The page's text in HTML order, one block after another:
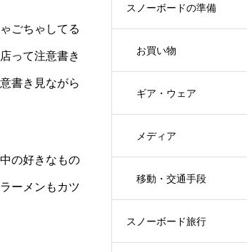
ごちゃしてる
って注意書き
書き見ながら
の好きなもの
ーメンもカツ
スノーボードの準備
お買い物
ギア・ウェア
メディア
移動・交通手段
スノーボード旅行